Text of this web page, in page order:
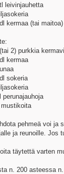
leivinjauhetta
kermaa (tai maitoa)
2) purkkia
kermaa
sokeria
perunajauhoja
pehmeä voi ja
ja reunoille. Jos
täytettä varten
n. 200 asteessa